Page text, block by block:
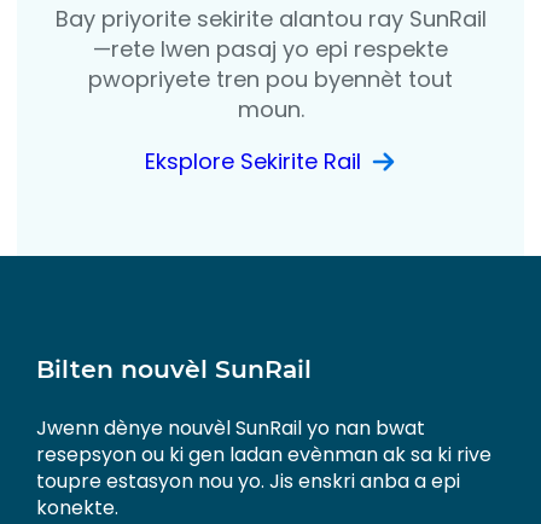
Bay priyorite sekirite alantou ray SunRail
—rete lwen pasaj yo epi respekte
pwopriyete tren pou byennèt tout
moun.
Eksplore Sekirite Rail
Bilten nouvèl SunRail
Jwenn dènye nouvèl SunRail yo nan bwat
resepsyon ou ki gen ladan evènman ak sa ki rive
toupre estasyon nou yo. Jis enskri anba a epi
konekte.